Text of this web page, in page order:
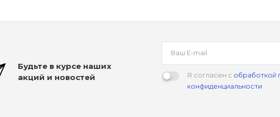
Будьте в курсе наших
акций и новостей
Я согласен с обработкой
конфиденциальности